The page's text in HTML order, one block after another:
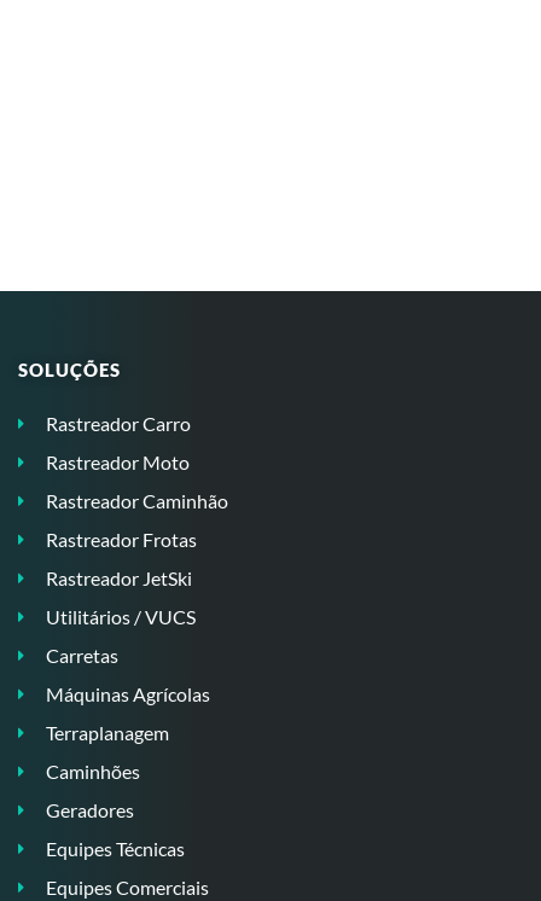
SOLUÇÕES
Rastreador Carro
Rastreador Moto
Rastreador Caminhão
Rastreador Frotas
Rastreador JetSki
Utilitários / VUCS
Carretas
Máquinas Agrícolas
Terraplanagem
Caminhões
Geradores
Equipes Técnicas
Equipes Comerciais